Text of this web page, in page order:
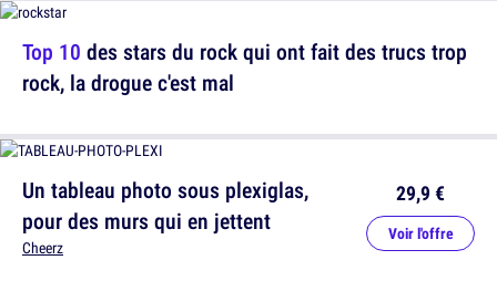
Top 10 des stars du rock qui ont fait des trucs trop
rock, la drogue c'est mal
Un tableau photo sous plexiglas,
pour des murs qui en jettent
Cheerz
29,9 €
Voir l'offre